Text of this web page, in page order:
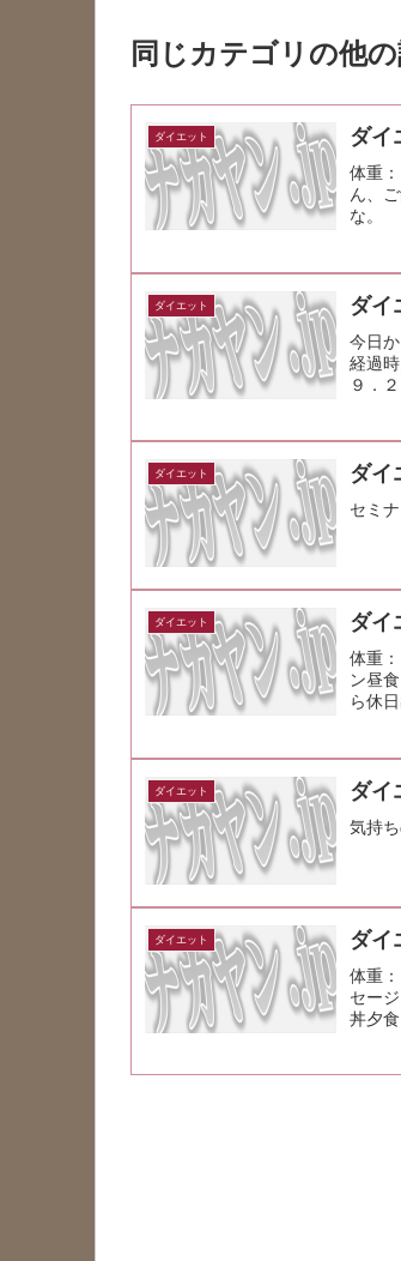
同じカテゴリの他
ダイエット ダイ
体重
ん、
な。
ダイエット ダイ
今日
経過
９．
ダイエット ダイ
セミ
ダイエット ダイ
体重
ン昼
ら休
ダイエット ダイ
気持
ダイエット ダイ
体重
セー
丼夕